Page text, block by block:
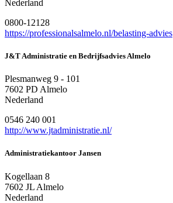
Nederland
0800-12128
https://professionalsalmelo.nl/belasting-advies
J&T Administratie en Bedrijfsadvies Almelo
Plesmanweg 9 - 101
7602 PD Almelo
Nederland
0546 240 001
http://www.jtadministratie.nl/
Administratiekantoor Jansen
Kogellaan 8
7602 JL Almelo
Nederland